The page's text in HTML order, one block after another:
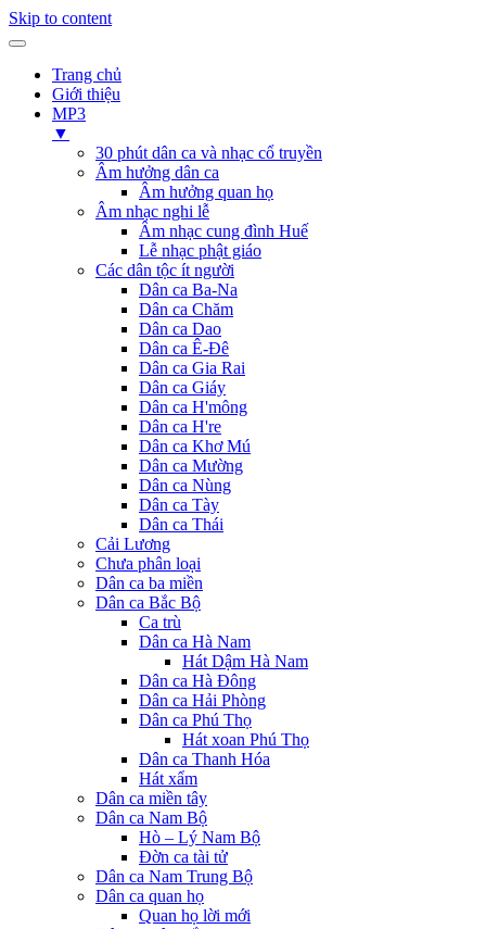
Skip to content
Trang chủ
Giới thiệu
MP3
▼
30 phút dân ca và nhạc cổ truyền
Âm hưởng dân ca
Âm hưởng quan họ
Âm nhạc nghi lễ
Âm nhạc cung đình Huế
Lễ nhạc phật giáo
Các dân tộc ít người
Dân ca Ba-Na
Dân ca Chăm
Dân ca Dao
Dân ca Ê-Đê
Dân ca Gia Rai
Dân ca Giáy
Dân ca H'mông
Dân ca H're
Dân ca Khơ Mú
Dân ca Mường
Dân ca Nùng
Dân ca Tày
Dân ca Thái
Cải Lương
Chưa phân loại
Dân ca ba miền
Dân ca Bắc Bộ
Ca trù
Dân ca Hà Nam
Hát Dậm Hà Nam
Dân ca Hà Đông
Dân ca Hải Phòng
Dân ca Phú Thọ
Hát xoan Phú Thọ
Dân ca Thanh Hóa
Hát xẩm
Dân ca miền tây
Dân ca Nam Bộ
Hò – Lý Nam Bộ
Đờn ca tài tử
Dân ca Nam Trung Bộ
Dân ca quan họ
Quan họ lời mới